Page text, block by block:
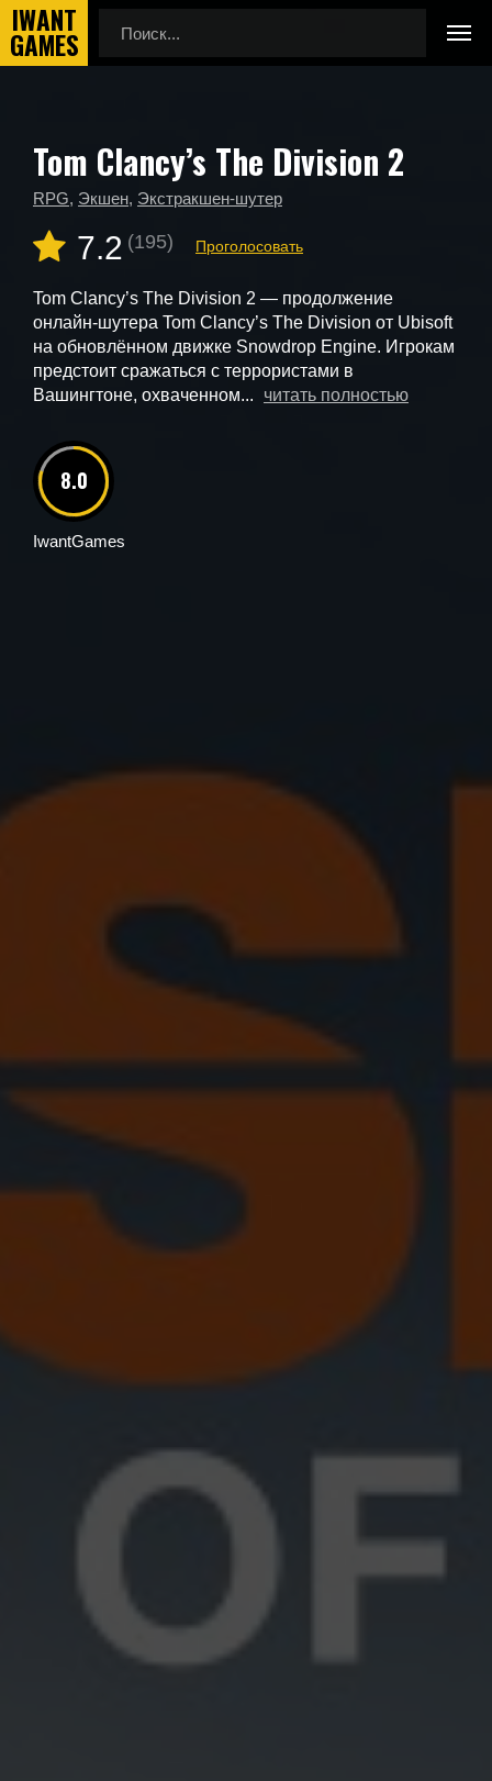
Главная
Новые игры
Tom Clancy’s The Division 2
Tom Clancy’s The Division 2
RPG, Экшен, Экстракшен-шутер
7.2 (195) Проголосовать
Tom Clancy’s The Division 2 — продолжение
онлайн-шутера Tom Clancy’s The Division от Ubisoft
на обновлённом движке Snowdrop Engine. Игрокам
предстоит сражаться с террористами в
Вашингтоне, охваченном...
читать полностью
8.0
IwantGames